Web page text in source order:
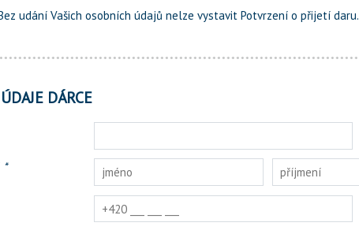
udání Vašich osobních údajů nelze vystavit Potvrzení o přijetí daru.
DÁRCE
*